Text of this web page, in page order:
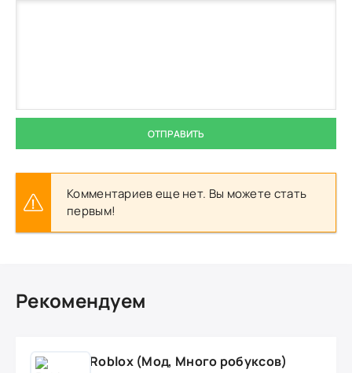
ОТПРАВИТЬ
Комментариев еще нет. Вы можете стать
первым!
Рекомендуем
Roblox (Мод, Много робуксов)